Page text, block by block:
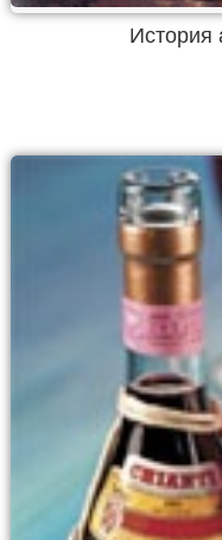
История